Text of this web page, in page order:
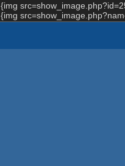
{img
{img